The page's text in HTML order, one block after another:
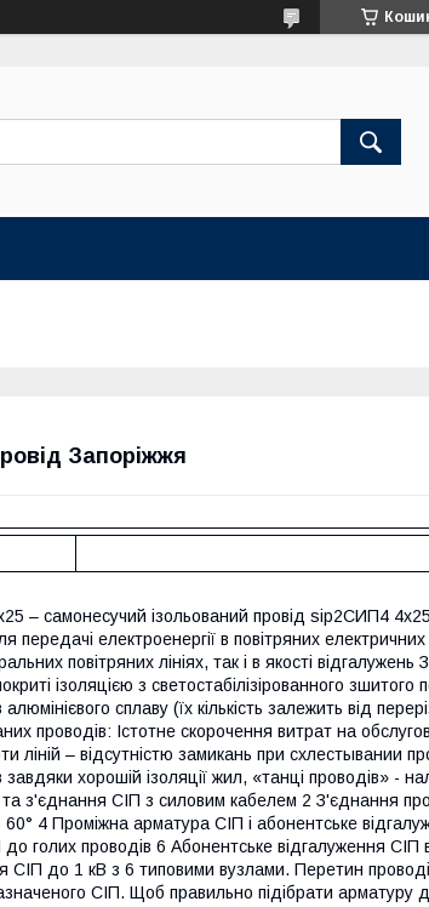
Запоріжжя
– самонесучий ізольований провід ѕір2СИП4
передачі електроенергії в повітряних
повітряних лініях, так і в якості відгалужень
ізоляцією з светостабілізірованного зшитого
сплаву (їх кількість залежить від
проводів: Істотне скорочення витрат на
ліній – відсутністю замикань при схлестывании
хорошій ізоляції жил, «танці проводів» -
з'єднання СІП з силовим кабелем 2 З'єднання
4 Проміжна арматура СІП і абонентське
голих проводів 6 Абонентське відгалуження СІП
СІП до 1 кВ з 6 типовими вузлами. Перетин
СІП. Щоб правильно підібрати арматуру